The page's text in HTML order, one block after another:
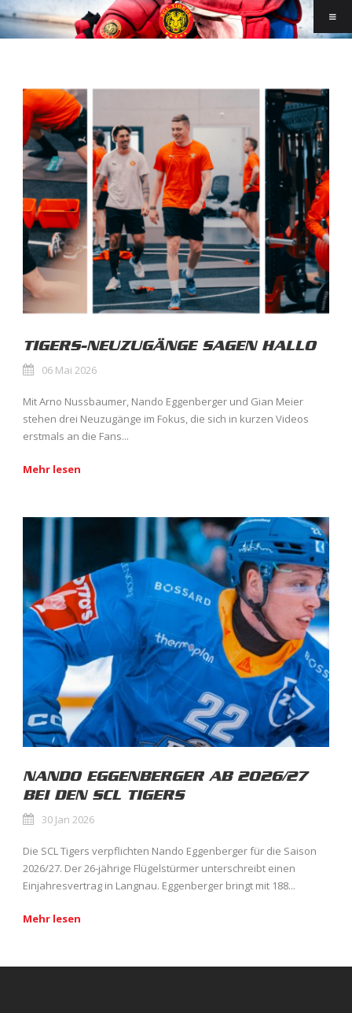
TIGERS-NEUZUGÄNGE SAGEN HALLO
06 Mai 2026
Mit Arno Nussbaumer, Nando Eggenberger und Gian Meier
stehen drei Neuzugänge im Fokus, die sich in kurzen Videos
erstmals an die Fans...
Mehr lesen
NANDO EGGENBERGER AB 2026/27
BEI DEN SCL TIGERS
30 Jan 2026
Die SCL Tigers verpflichten Nando Eggenberger für die Saison
2026/27. Der 26-jährige Flügelstürmer unterschreibt einen
Einjahresvertrag in Langnau. Eggenberger bringt mit 188...
Mehr lesen